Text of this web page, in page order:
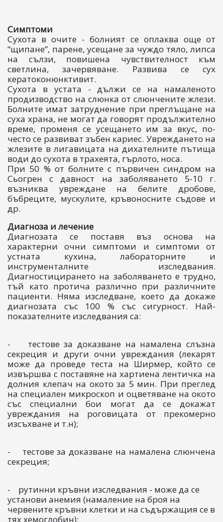
Симптоми
Сухота в очите - болният се оплаква още от
“щипане”, парене, усещане за чуждо тяло, липса
на сълзи, повишена чувствителност към
светлина, зачервяване. Развива се сух
кератоконюнктивит.
Сухота в устата - дължи се на намаленото
продизводство на слюнка от слюнчените жлези.
Болните имат затруднение при преглъщане на
суха храна, не могат да говорят продължително
време, променя се усещането им за вкус, по-
често се развиват зъбен кариес. Увреждането на
жлезите в лигавицата на дихателните пътища
води до сухота в трахеята, гърлото, носа.
При 50 % от болните с първичен синдром на
Сьогрен с давност на заболяването 5-10 г.
възниква увреждане на белите дробове,
бъбреците, мускулите, кръвоносните съдове и
др.
Диагноза и лечение
Диагнозата се поставя въз основа на
характерни очни симптоми и симптоми от
устната кухина, лабораторните и
инструменталните изследвания.
Диагностицирането на заболяването е трудно,
тъй като протича различно при различните
пациенти. Няма изследване, което да докаже
диагнозата със 100 % със сигурност. Най-
показателните изследвания са:
- тестове за доказване на намалена слъзна
секреция и други очни увреждания (лекарят
може да проведе теста на Ширмер, който се
извършва с поставяне на хартиена лентичка на
долния клепач на окото за 5 мин. При преглед
на специален микроскоп и оцветяване на окото
със специални бои могат да се докажат
увреждания на роговицата от прекомерно
изсъхване и т.н);
- тестове за доказване на намалена слюнчена
секреция;
- рутинни кръвни изследвания - може да се
установи анемия (намаление на броя на
червените кръвни клетки и на съдържащия се в
тях хемоглобин);